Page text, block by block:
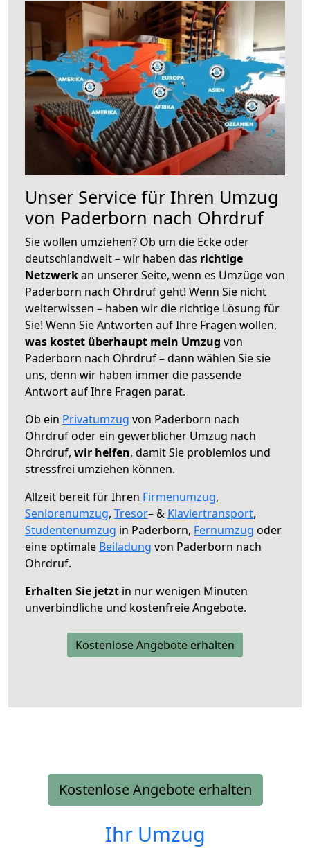
Unser Service für Ihren Umzug
von Paderborn nach Ohrdruf
Sie wollen umziehen? Ob um die Ecke oder
deutschlandweit – wir haben das richtige
Netzwerkan unserer Seite, wenn es Umzüge von
Paderborn nach Ohrdruf geht! Wenn Sie nicht
weiterwissen – haben wir die richtige Lösung für
Sie! Wenn Sie Antworten auf Ihre Fragen wollen,
was kostet überhaupt mein Umzug von
Paderborn nach Ohrdruf – dann wählen Sie sie
uns, denn wir haben immer die passende
Antwort auf Ihre Fragen parat.
Ob ein Privatumzug von Paderborn nach
Ohrdruf oder ein gewerblicher Umzug nach
Ohrdruf, wir helfen, damit Sie problemlos und
stressfrei umziehen können.
Allzeit bereit für Ihren Firmenumzug,
Seniorenumzug, Tresor– & Klaviertransport,
Studentenumzug in Paderborn, Fernumzug oder
eine optimale Beiladung von Paderborn nach
Ohrdruf.
Erhalten Sie jetzt in nur wenigen Minuten
unverbindliche und kostenfreie Angebote.
Kostenlose Angebote erhalten
Kostenlose Angebote erhalten
Ihr Umzug